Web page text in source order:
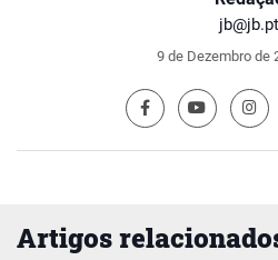
jb@jb.pt
9 de Dezembro de
Artigos